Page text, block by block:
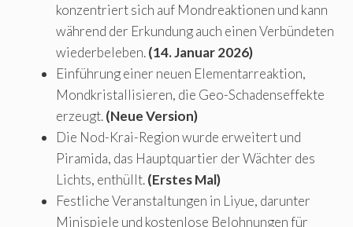
konzentriert sich auf Mondreaktionen und kann
während der Erkundung auch einen Verbündeten
wiederbeleben.(14. Januar 2026)
Einführung einer neuen Elementarreaktion,
Mondkristallisieren, die Geo-Schadenseffekte
erzeugt.(Neue Version)
Die Nod-Krai-Region wurde erweitert und
Piramida, das Hauptquartier der Wächter des
Lichts, enthüllt.(Erstes Mal)
Festliche Veranstaltungen in Liyue, darunter
Minispiele und kostenlose Belohnungen für